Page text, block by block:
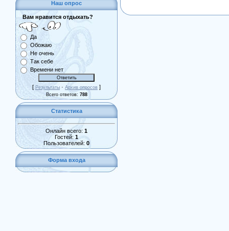
Наш опрос
Вам нравится отдыхать?
Да
Обожаю
Не очень
Так себе
Времени нет
[ Результаты · Архив опросов ]
Всего ответов: 788
Статистика
Онлайн всего: 1
Гостей: 1
Пользователей: 0
Форма входа